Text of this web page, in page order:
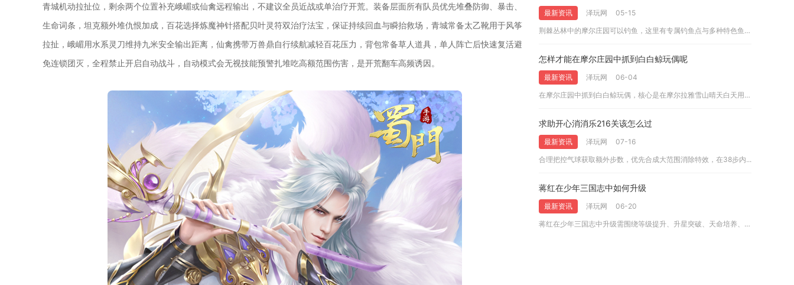
青城机动拉扯位，剩余两个位置补充峨嵋或仙禽远程输出，不建议全员近战或单治疗开荒。装备层面所有队员优先堆叠防御、暴击、
生命词条，坦克额外堆仇恨加成，百花选择炼魔神针搭配贝叶灵符双治疗法宝，保证持续回血与瞬抬救场，青城常备太乙靴用于风筝
拉扯，峨嵋用水系灵刀维持九米安全输出距离，仙禽携带万兽鼎自行续航减轻百花压力，背包常备草人道具，单人阵亡后快速复活避
免连锁团灭，全程禁止开启自动战斗，自动模式会无视技能预警扎堆吃高额范围伤害，是开荒翻车高频诱因。
最新资讯 泽玩网
05-15
荆棘丛林中的摩尔庄园可以钓鱼，这里有专属钓鱼点与多种特色鱼种...
怎样才能在摩尔庄园中抓到白白鲸玩偶呢
最新资讯 泽玩网
06-04
在摩尔庄园中抓到白白鲸玩偶，核心是在摩尔拉雅雪山晴天白天用中...
求助开心消消乐216关该怎么过
最新资讯 泽玩网
07-16
合理把控气球获取额外步数，优先合成大范围消除特效，在38步内...
蒋红在少年三国志中如何升级
最新资讯 泽玩网
06-20
蒋红在少年三国志中升级需围绕等级提升、升星突破、天命培养、资...